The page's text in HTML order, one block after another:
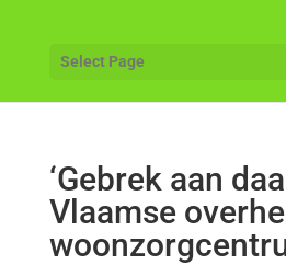
Select Page
‘Gebrek aan
Vlaamse